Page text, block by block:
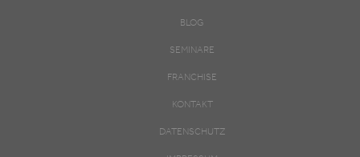
BLOG
SEMINARE
FRANCHISE
KONTAKT
DATENSCHUTZ